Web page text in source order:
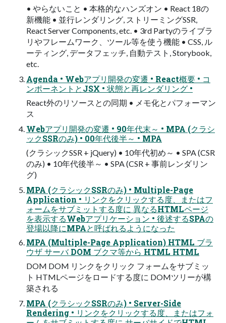
• やらないこと • 本格的なハンズオン • React 18の
新機能 • 並行レンダリング, ストリーミングSSR,
React Server Components, etc. • 3rd Partyのライブラ
リやフレームワーク、ツール等を使う機能 • CSS, ル
ーティング, データフェッチ, 自動テスト, Storybook,
etc.
Agenda • Webアプリ開発の変遷 • React概要 • コ
ンポーネントとJSX • 状態と再レンダリング •
React外のリソースとの同期 • メモ化とパフォーマン
ス
Webアプリ開発の変遷 • 90年代末～ • MPA (クラシ
ックSSRのみ) • 00年代後半～ • MPA
(クラシックSSR + jQuery) • 10年代初め～ • SPA (CSR
のみ) • 10年代後半～ • SPA (CSR + 事前レンダリン
グ)
MPA (クラシックSSRのみ) • Multiple-Page
Application • リンクをクリックする度、またはフ
ォームをサブミットする度に 異なるHTMLページ
を表示するWebアプリケーション • 後述するSPAの
登場以降にMPAと呼ばれるようになった
MPA (Multiple-Page Application) HTML ブラ
ウザ サーバ DOM ブクマ等から HTML HTML
DOM DOM リンクをクリック フォームをサブミッ
ト HTMLページをロードする度に DOMツリーが構
築される
MPA (クラシックSSRのみ) • Server-Side
Rendering • リンクをクリックする度、またはフォ